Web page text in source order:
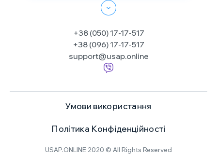
+38 (050) 17-17-517
+38 (096) 17-17-517
support@usap.online
USAP.ONLINE 2020 © All Rights Reserved
Умови використання
Політика Конфіденційності